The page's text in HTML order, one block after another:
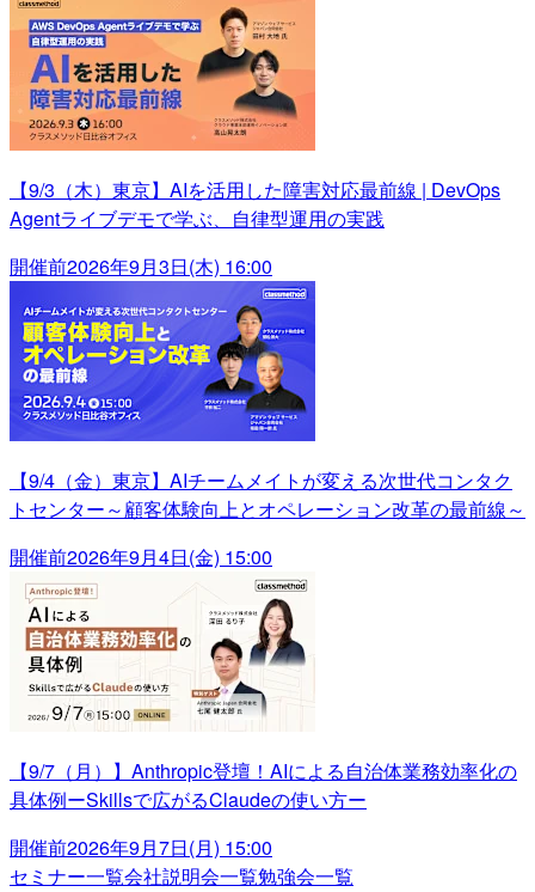
【9/3（木）東京】AIを活用した障害対応最前線 | DevOps
Agentライブデモで学ぶ、自律型運用の実践
開催前2026年9月3日(木) 16:00
【9/4（金）東京】AIチームメイトが変える次世代コンタク
トセンター～顧客体験向上とオペレーション改革の最前線～
開催前2026年9月4日(金) 15:00
【9/7（月）】Anthropic登壇！AIによる自治体業務効率化の
具体例ーSkillsで広がるClaudeの使い方ー
開催前2026年9月7日(月) 15:00
セミナー一覧会社説明会一覧勉強会一覧